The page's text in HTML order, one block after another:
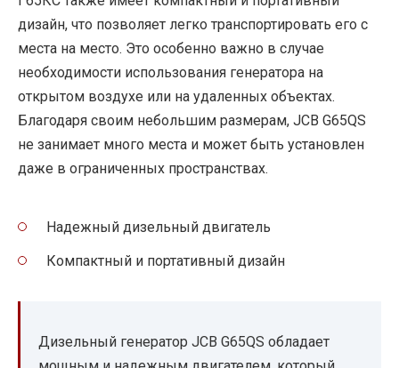
дизайн, что позволяет легко транспортировать его с
места на место. Это особенно важно в случае
необходимости использования генератора на
открытом воздухе или на удаленных объектах.
Благодаря своим небольшим размерам, JCB G65QS
не занимает много места и может быть установлен
даже в ограниченных пространствах.
Надежный дизельный двигатель
Компактный и портативный дизайн
Дизельный генератор JCB G65QS обладает